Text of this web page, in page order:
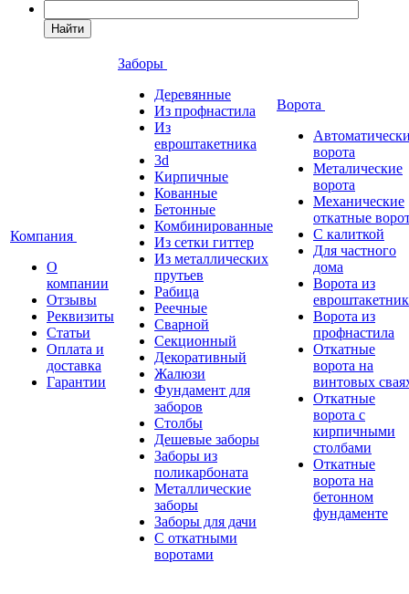
Найти
Компания
О
компании
Отзывы
Реквизиты
Статьи
Оплата и
доставка
Гарантии
Заборы
Деревянные
Из профнастила
Из
евроштакетника
3d
Кирпичные
Кованные
Бетонные
Комбинированные
Из сетки гиттер
Из металлических
прутьев
Рабица
Реечные
Сварной
Секционный
Декоративный
Жалюзи
Фундамент для
заборов
Столбы
Дешевые заборы
Заборы из
поликарбоната
Металлические
заборы
Заборы для дачи
С откатными
воротами
Ворота
ворота
Металические
ворота
Механические
откатные
С калиткой
Для частного
дома
Ворота из
Ворота из
профнастила
Откатные
ворота на
винтовых
Откатные
ворота с
кирпичными
столбами
Откатные
ворота на
бетонном
фундаменте